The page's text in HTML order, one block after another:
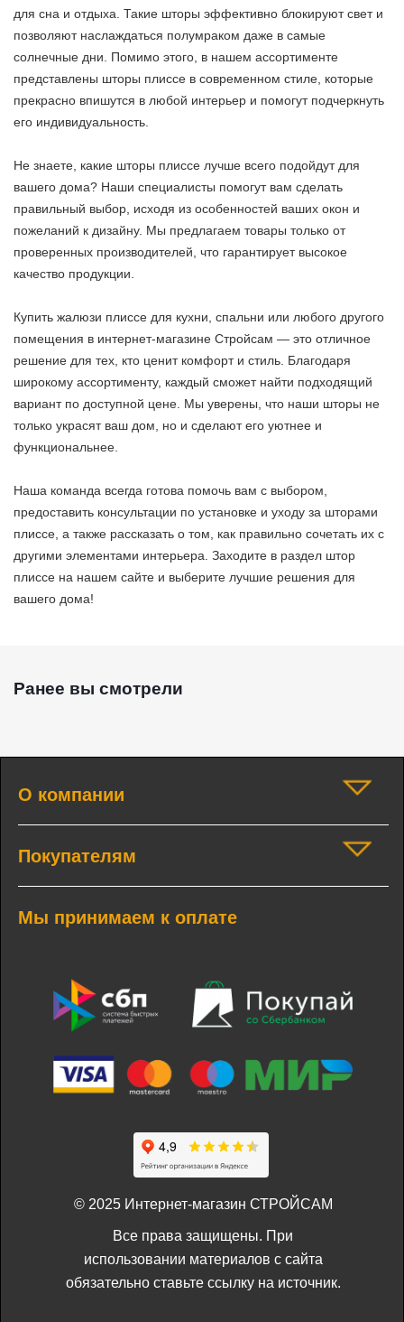
для сна и отдыха. Такие шторы эффективно блокируют свет и
позволяют наслаждаться полумраком даже в самые
солнечные дни. Помимо этого, в нашем ассортименте
представлены шторы плиссе в современном стиле, которые
прекрасно впишутся в любой интерьер и помогут подчеркнуть
его индивидуальность.
Не знаете, какие шторы плиссе лучше всего подойдут для
вашего дома? Наши специалисты помогут вам сделать
правильный выбор, исходя из особенностей ваших окон и
пожеланий к дизайну. Мы предлагаем товары только от
проверенных производителей, что гарантирует высокое
качество продукции.
Купить жалюзи плиссе для кухни, спальни или любого другого
помещения в интернет-магазине Стройсам — это отличное
решение для тех, кто ценит комфорт и стиль. Благодаря
широкому ассортименту, каждый сможет найти подходящий
вариант по доступной цене. Мы уверены, что наши шторы не
только украсят ваш дом, но и сделают его уютнее и
функциональнее.
Наша команда всегда готова помочь вам с выбором,
предоставить консультации по установке и уходу за шторами
плиссе, а также рассказать о том, как правильно сочетать их с
другими элементами интерьера. Заходите в раздел штор
плиссе на нашем сайте и выберите лучшие решения для
вашего дома!
Ранее вы смотрели
О компании
Покупателям
Мы принимаем к оплате
© 2025 Интернет-магазин СТРОЙСАМ
Все права защищены. При
использовании материалов с сайта
обязательно ставьте ссылку на источник.